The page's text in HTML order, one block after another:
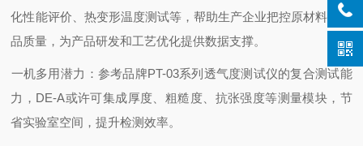
化性能评价、热变形温度测试等，帮助生产企业把控原材料及成
品质量，为产品研发和工艺优化提供数据支撑。
‌一机多用潜力‌：参考品牌PT-03系列透气度测试仪的复合测试能
力，DE-A或许可集成厚度、粗糙度、抗张强度等测量模块，节
省实验室空间，提升检测效率。